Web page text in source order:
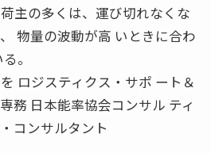
主の多くは、運び切れなくな
物量の波動が高 いときに合わ
。
ロジスティクス・サポ ート＆
務 日本能率協会コンサル ティ
コンサルタント